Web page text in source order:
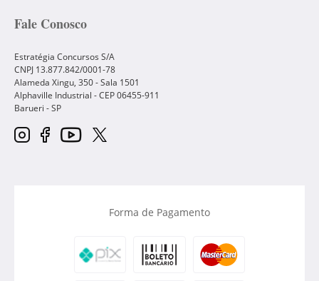
Fale Conosco
Estratégia Concursos S/A
CNPJ 13.877.842/0001-78
Alameda Xingu, 350 - Sala 1501
Alphaville Industrial - CEP06455-911
Barueri -SP
Forma de Pagamento